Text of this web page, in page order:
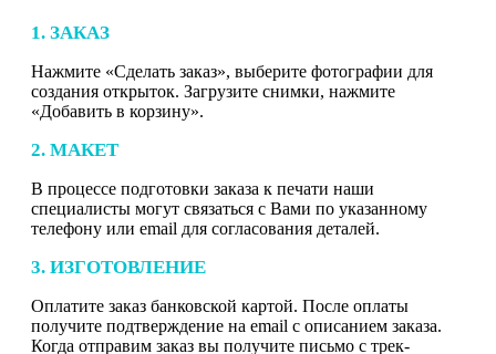
1. ЗАКАЗ
Нажмите «Сделать заказ», выберите фотографии для
создания открыток. Загрузите снимки, нажмите
«Добавить в корзину».
2. МАКЕТ
В процессе подготовки заказа к печати наши
специалисты могут связаться с Вами по указанному
телефону или email для согласования деталей.
3. ИЗГОТОВЛЕНИЕ
Оплатите заказ банковской картой. После оплаты
получите подтверждение на email с описанием заказа.
Когда отправим заказ вы получите письмо с трек-